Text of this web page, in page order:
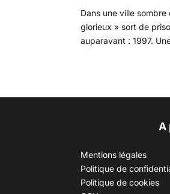
Dans une ville
glorieux » sort de
auparavant : 1997.
A
Mentions légales
Politique de
Politique de cookies